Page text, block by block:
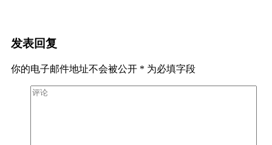
发表回复
你的电子邮件地址不会被公开 * 为必填字段